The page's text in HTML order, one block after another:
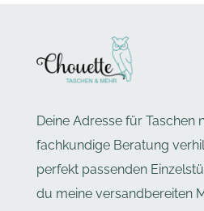
Deine Adresse für Taschen
fachkundige Beratung
perfekt passenden
du meine versandbereiten